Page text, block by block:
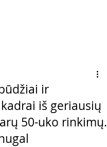
ir
iš geriausių
50-uko rinkimų.